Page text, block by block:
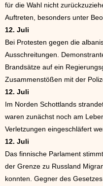
für die Wahl nicht
Auftreten, besonders unter
12. Juli
Bei Protesten gegen die
Ausschreitungen.
Brandsätze auf ein
Zusammenstößen mit der
12. Juli
Im Norden Schottlands
waren zunächst noch am
Verletzungen eingeschläfert
12. Juli
Das finnische Parlament
der Grenze zu Russland
konnten. Gegner des